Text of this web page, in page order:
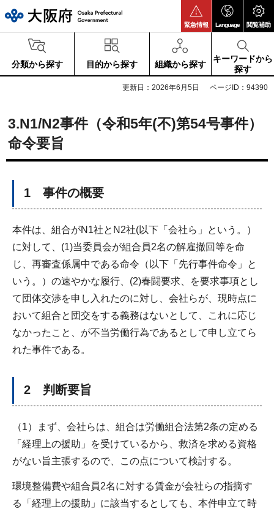
緊急情報 Language 閲覧補助
分類から探す 目的から探す 組織から探す
キーワードから
探す
更新日：2026年6月5日 ページID：94390
3.N1/N2事件（令和5年(不)第54号事件）
命令要旨
1 事件の概要
本件は、組合がN1社とN2社(以下「会社ら」という。）
に対して、(1)当委員会が組合員2名の解雇撤回等を命
じ、再審査係属中である命令（以下「先行事件命令」と
いう。）の速やかな履行、(2)春闘要求、を要求事項とし
て団体交渉を申し入れたのに対し、会社らが、現時点に
おいて組合と団交をする義務はないとして、これに応じ
なかったこと、が不当労働行為であるとして申し立てら
れた事件である。
2 判断要旨
（1）まず、会社らは、組合は労働組合法第2条の定める
「経理上の援助」を受けているから、救済を求める資格
がない旨主張するので、この点について検討する。
環境整備費や組合員2名に対する賃金が会社らの指摘す
る「経理上の援助」に該当するとしても、本件申立て時